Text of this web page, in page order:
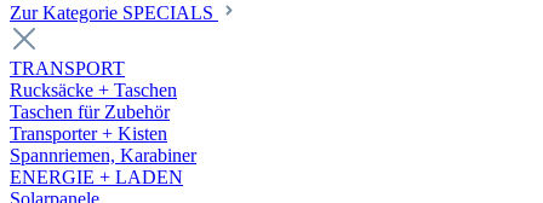
Zur Kategorie SPECIALS
TRANSPORT
Rucksäcke + Taschen
Taschen für Zubehör
Transporter + Kisten
Spannriemen, Karabiner
ENERGIE + LADEN
Solarpanele